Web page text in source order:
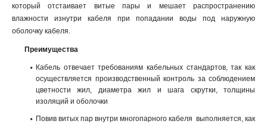
который отстаивает витые пары и мешает распространению
влажности изнутри кабеля при попадании воды под наружную
оболочку кабеля.
Преимущества
Кабель отвечает требованиям кабельных стандартов, так как
осуществляется производственный контроль за соблюдением
цветности жил, диаметра жил и шага скрутки, толщины
изоляций и оболочки
Повив витых пар внутри многопарного кабеля выполняется, как